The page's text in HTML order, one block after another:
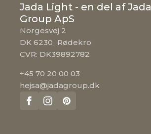
Jada Light - en del af Jada
Group ApS
Norgesvej 2
DK 6230 Rødekro
CVR: DK39892782
+45 70 20 00 03
hejsa@jadagroup.dk